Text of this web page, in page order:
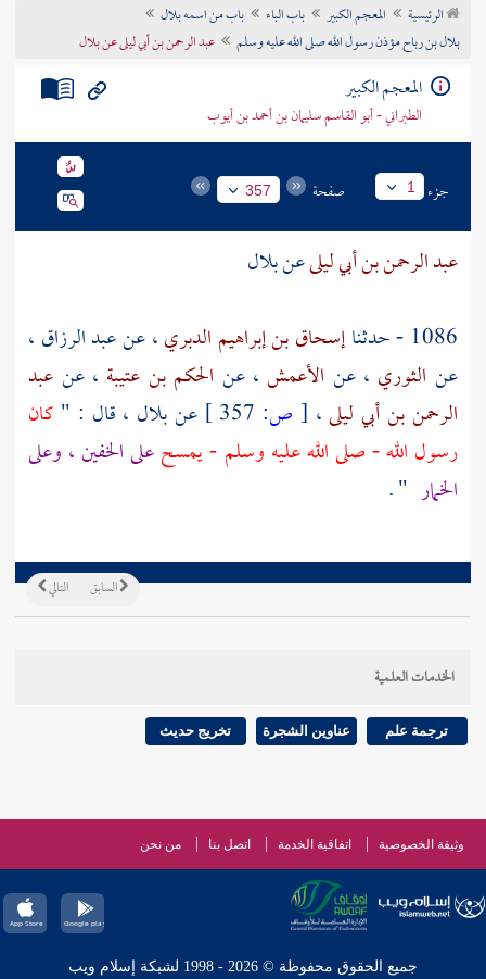
تراجم الأعلام
الرئيسية المعجم الكبير باب الباء
باب من اسمه بلال
بلال بن رباح مؤذن رسول الله صلى الله عليه وسلم
عبد الرحمن بن أبي ليلى عن بلال
المعجم الكبير
الطبراني - أبو القاسم سليمان بن أحمد بن أيوب
جزء 1 صفحة 357
عبد الرحمن بن أبي ليلىعنبلال
1086 - حدثنا
إسحاق بن إبراهيم الدبري، عنعبد الرزاق ،
عن الثوري ، عن الأعمش ، عن الحكم بن عتيبة ، عن عبد
الرحمن بن أبي ليلى، [ ص: عنبلال ، قال : " كان
رسول الله - صلى الله عليه وسلم - يمسحعلى الخفين ، وعلى
الخمار " .
التالي السابق
الخدمات العلمية
ترجمة علم عناوين الشجرة تخريج حديث
وثيقة الخصوصية اتفاقية الخدمة اتصل بنا من نحن
جميع الحقوق محفوظة © 2026 - 1998 لشبكة إسلام ويب